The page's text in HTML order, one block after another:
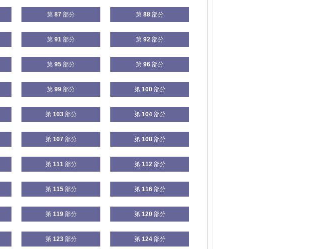
第 87 部分 第 88 部分
第 91 部分 第 92 部分
第 95 部分 第 96 部分
第 99 部分 第 100部分
第 103部分 第 104部分
第 107 部分 第 108部分
第 111部分 第 112部分
第 115部分 第 116部分
第 119部分 第 120部分
第 123部分 第 124部分